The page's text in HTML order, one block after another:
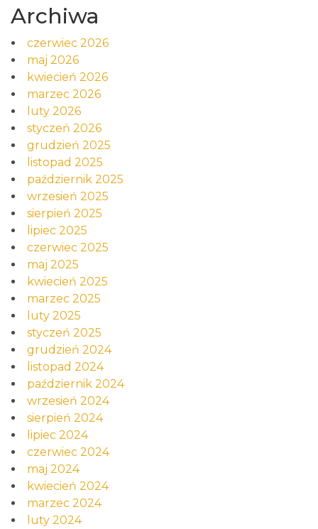
Archiwa
czerwiec 2026
maj 2026
kwiecień 2026
marzec 2026
luty 2026
styczeń 2026
grudzień 2025
listopad 2025
październik 2025
wrzesień 2025
sierpień 2025
lipiec 2025
czerwiec 2025
maj 2025
kwiecień 2025
marzec 2025
luty 2025
styczeń 2025
grudzień 2024
listopad 2024
październik 2024
wrzesień 2024
sierpień 2024
lipiec 2024
czerwiec 2024
maj 2024
kwiecień 2024
marzec 2024
luty 2024